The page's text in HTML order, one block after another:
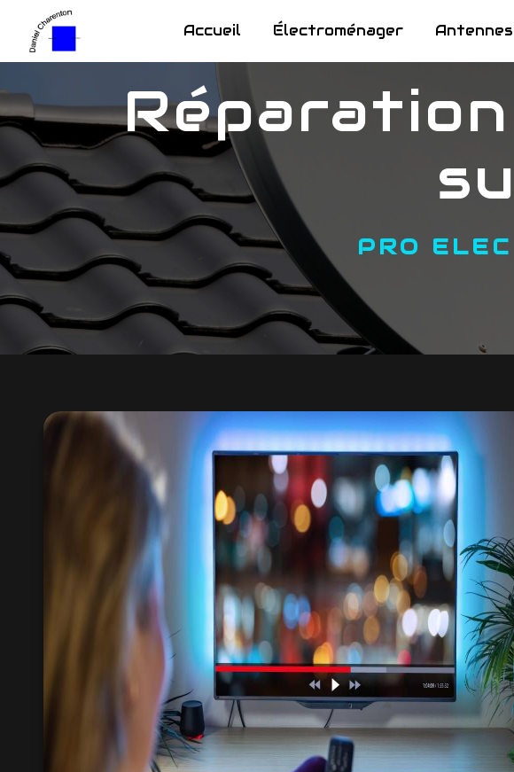
Accueil Électroménager
réparation frigo Chalette-
PRO
Panneau de gestion des cookies